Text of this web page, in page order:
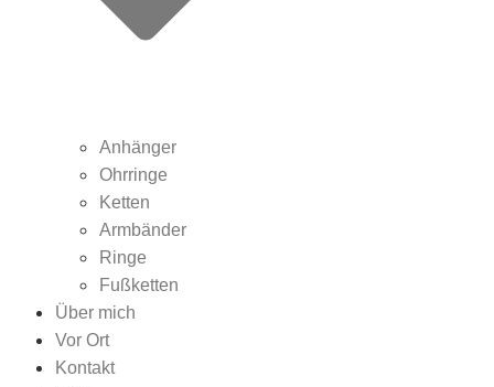
Anhänger
Ohrringe
Ketten
Armbänder
Ringe
Fußketten
Über mich
Vor Ort
Kontakt